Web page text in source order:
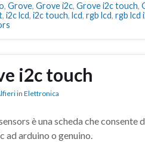
, Grove, Grove i2c, Grove i2c touch,
, i2c lcd, i2c touch, lcd, rgb lcd, rgb lcd
i2c touch
in Elettronica
è una scheda che
ad arduino o genuino.